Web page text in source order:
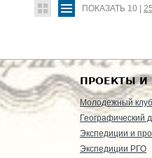
ПОКАЗАТЬ 10 |
ПРОЕКТЫ И
Молодежный клуб
Географический
Экспедиции и
Экспедиции РГО